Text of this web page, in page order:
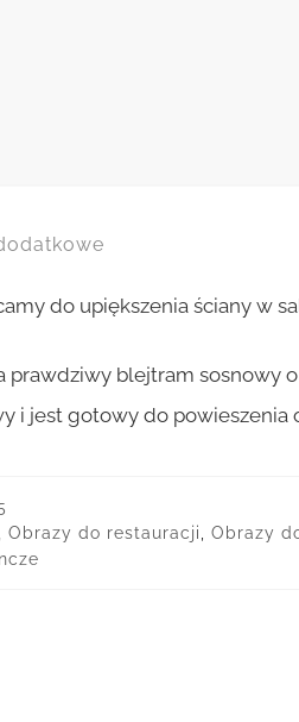
do upiększenia ściany w
blejtram sosnowy
i jest gotowy do powieszenia
Obrazy do restauracji, Obrazy